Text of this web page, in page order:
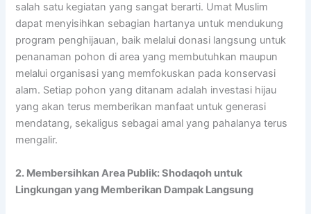
salah satu kegiatan yang sangat berarti. Umat Muslim
dapat menyisihkan sebagian hartanya untuk mendukung
program penghijauan, baik melalui donasi langsung untuk
penanaman pohon di area yang membutuhkan maupun
melalui organisasi yang memfokuskan pada konservasi
alam. Setiap pohon yang ditanam adalah investasi hijau
yang akan terus memberikan manfaat untuk generasi
mendatang, sekaligus sebagai amal yang pahalanya terus
mengalir.
2. Membersihkan Area Publik: Shodaqoh untuk
Lingkungan yang Memberikan Dampak Langsung